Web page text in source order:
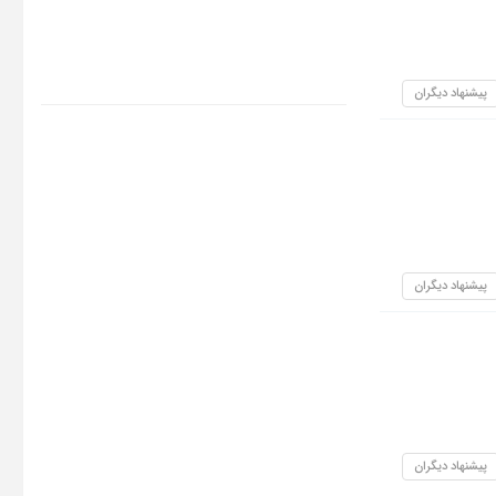
پیشنهاد دیگران
پیشنهاد دیگران
پیشنهاد دیگران